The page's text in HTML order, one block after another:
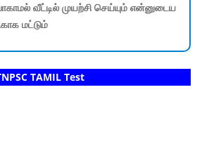
வீட்டில் முயற்சி செய்யும் என்னுடைய
மட்டும்
TAMIL Test